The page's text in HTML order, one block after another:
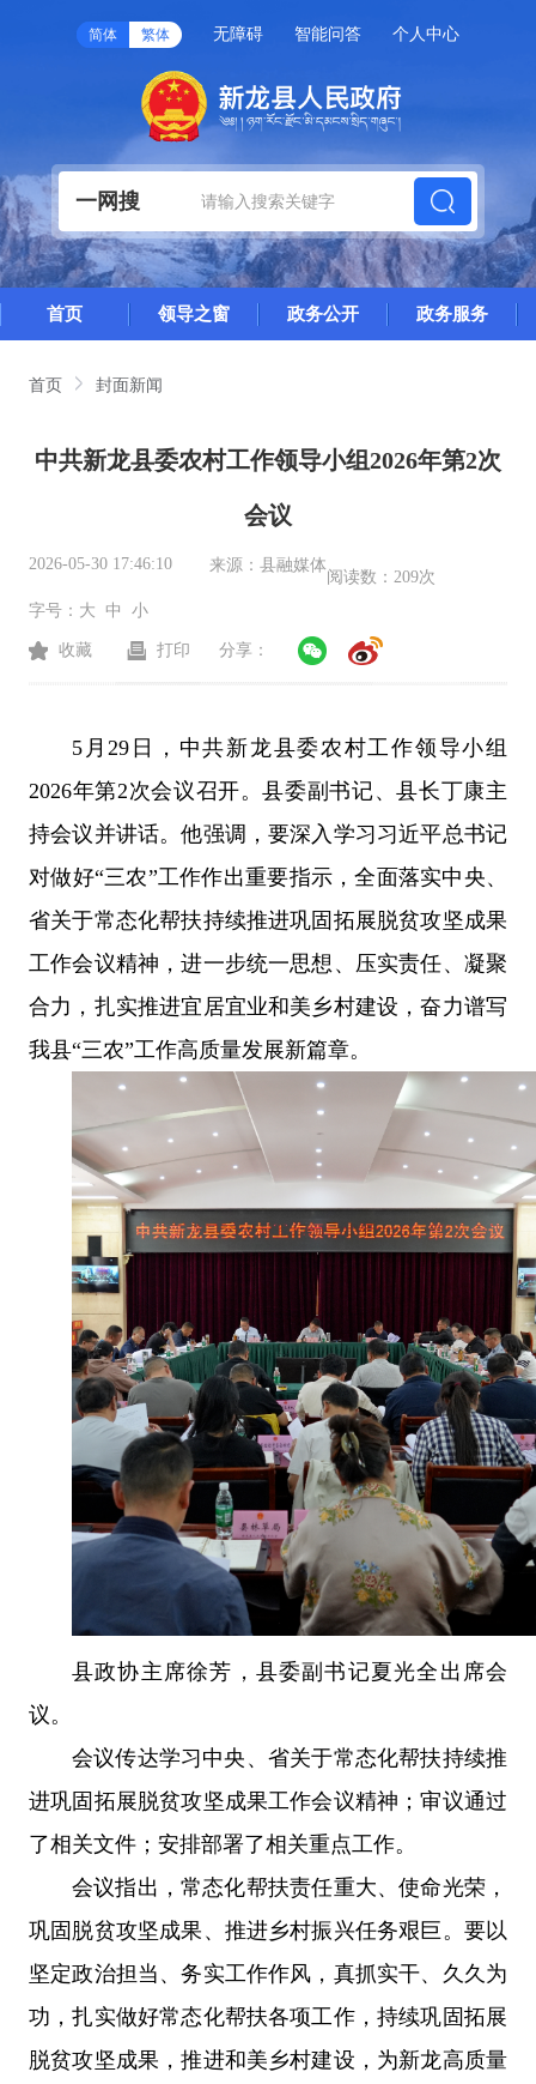
简体 繁体 无障碍 智能问答 个人中心
一网搜
首页 领导之窗 政务公开 政务服务
首页 封面新闻
中共新龙县委农村工作领导小组2026年第2次
会议
2026-05-30 17:46:10 来源： 县融媒体
阅读数： 209次
字号： 大 中 小
收藏 打印 分享：
5月29日，中共新龙县委农村工作领导小组
2026年第2次会议召开。县委副书记、县长丁康主
持会议并讲话。他强调，要深入学习习近平总书记
对做好“三农”工作作出重要指示，全面落实中央、
省关于常态化帮扶持续推进巩固拓展脱贫攻坚成果
工作会议精神，进一步统一思想、压实责任、凝聚
合力，扎实推进宜居宜业和美乡村建设，奋力谱写
我县“三农”工作高质量发展新篇章。
县政协主席徐芳，县委副书记夏光全出席会
议。
会议传达学习中央、省关于常态化帮扶持续推
进巩固拓展脱贫攻坚成果工作会议精神；审议通过
了相关文件；安排部署了相关重点工作。
会议指出，常态化帮扶责任重大、使命光荣，
巩固脱贫攻坚成果、推进乡村振兴任务艰巨。要以
坚定政治担当、务实工作作风，真抓实干、久久为
功，扎实做好常态化帮扶各项工作，持续巩固拓展
脱贫攻坚成果，推进和美乡村建设，为新龙高质量